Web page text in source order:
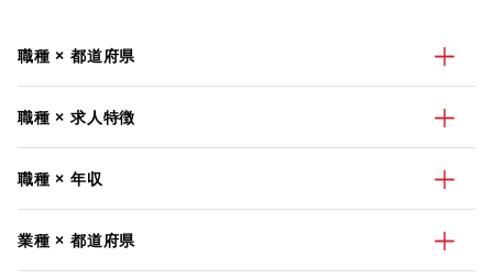
職種 × 都道府県
職種 × 求人特徴
職種 × 年収
業種 × 都道府県